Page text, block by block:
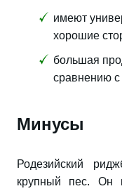
имеют
хорошие
большая
сравнению
Минусы
Родезийский
крупный пес. Он